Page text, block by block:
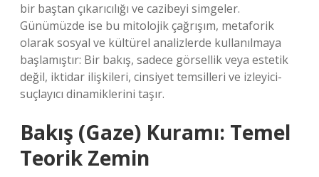
bir baştan çıkarıcılığı ve cazibeyi simgeler.
Günümüzde ise bu mitolojik çağrışım, metaforik
olarak sosyal ve kültürel analizlerde kullanılmaya
başlamıştır: Bir bakış, sadece görsellik veya estetik
değil, iktidar ilişkileri, cinsiyet temsilleri ve izleyici-
suçlayıcı dinamiklerini taşır.
Bakış (Gaze) Kuramı: Temel
Teorik Zemin